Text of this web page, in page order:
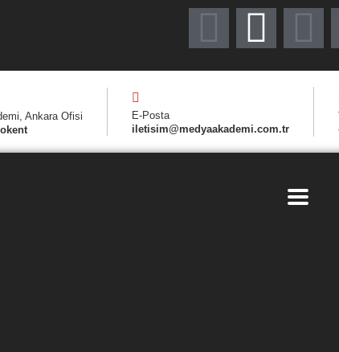
Ankara Ofisi
E-Posta
iletisim@medyaakademi.com.tr